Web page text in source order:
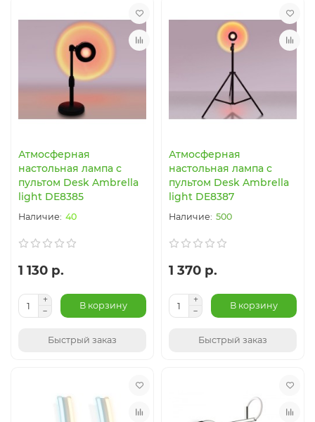
Атмосферная
настольная лампа с
пультом Desk Ambrella
light DE8385
40
1 130 р.
В корзину
Быстрый заказ
Атмосферная
настольная лампа с
пультом Desk Ambrella
light DE8387
500
1 370 р.
В корзину
Быстрый заказ